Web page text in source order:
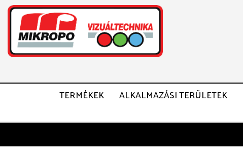
TERMÉKEK ALKALMAZÁSI TERÜLETEK